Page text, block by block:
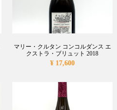
マリー・クルタン コンコルダンス エ
クストラ・ブリュット 2018
¥ 17,600